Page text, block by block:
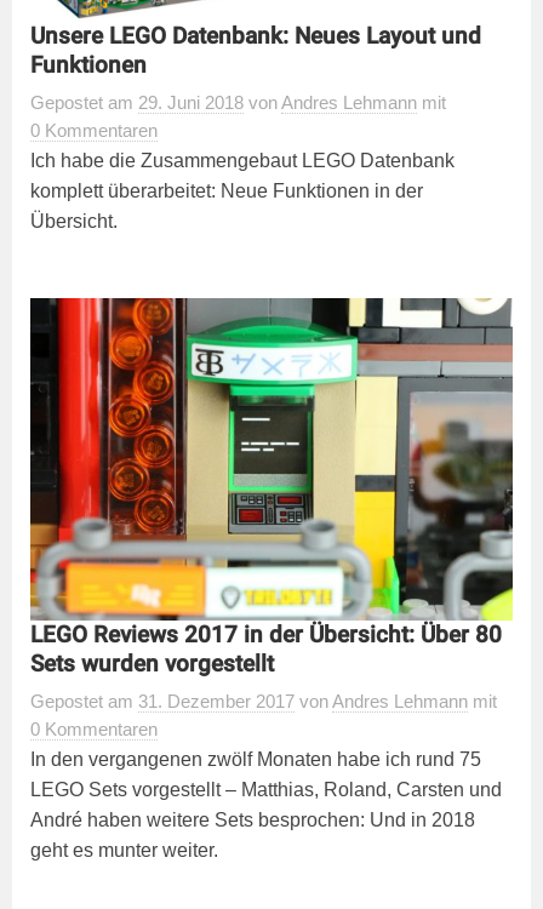
Unsere LEGO Datenbank: Neues Layout und
Funktionen
Gepostet am 29. Juni 2018 vonAndres Lehmann mit
0 Kommentaren
Ich habe die Zusammengebaut LEGO Datenbank
komplett überarbeitet: Neue Funktionen in der
Übersicht.
LEGO Reviews 2017 in der Übersicht: Über 80
Sets wurden vorgestellt
Gepostet am 31. Dezember 2017 vonAndres Lehmann mit
0 Kommentaren
In den vergangenen zwölf Monaten habe ich rund 75
LEGO Sets vorgestellt – Matthias, Roland, Carsten und
André haben weitere Sets besprochen: Und in 2018
geht es munter weiter.